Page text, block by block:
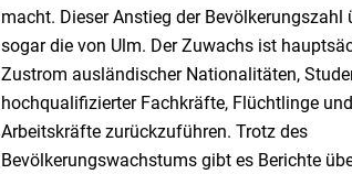
macht. Dieser Anstieg der Bevölkerungszahl
sogar die von Ulm. Der Zuwachs ist
Zustrom ausländischer Nationalitäten,
hochqualifizierter Fachkräfte, Flüchtlinge
Arbeitskräfte zurückzuführen. Trotz des
Bevölkerungswachstums gibt es Berichte